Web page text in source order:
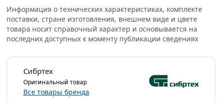
мм, а в квартире – около 300. В последнем случае
инструмент занимает меньше места при хранении.
Рукоятка из пластмассы, для удобства оснащена
Условия доставки и цены на товар Ножовка СИБРТЕХ
500 мм, каленый зуб 3D, 2-комп. рукоятка 23815 из
Информация о технических характеристиках, комплекте
поставки, стране изготовления, внешнем виде и цвете
товара носит справочный характер и основывается на
последних доступных к моменту публикации сведениях
Сибртех
Оригинальный товар
Все товары бренда